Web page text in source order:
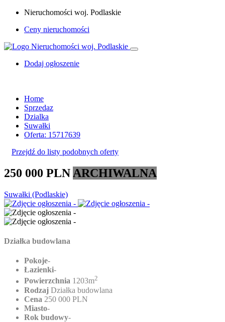
Nieruchomości woj. Podlaskie
Ceny nieruchomości
Dodaj ogłoszenie
Home
Sprzedaz
Dzialka
Suwałki
Oferta: 15717639
Przejdź do listy podobnych oferty
250 000 PLN ARCHIWALNA
Suwałki (Podlaskie)
Działka budowlana
Pokoje-
Łazienki-
Powierzchnia 1203m2
Rodzaj Działka budowlana
Cena 250 000 PLN
Miasto-
Rok budowy-